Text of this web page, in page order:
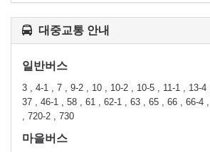
대중교통 안내
일반버스
3 , 4-1 , 7 , 9-2 , 10 , 10-2 , 10-5 , 11-1 , 13-
37 , 46-1 , 58 , 61 , 62-1 , 63 , 65 , 66 , 66-4
, 720-2 , 730
마을버스